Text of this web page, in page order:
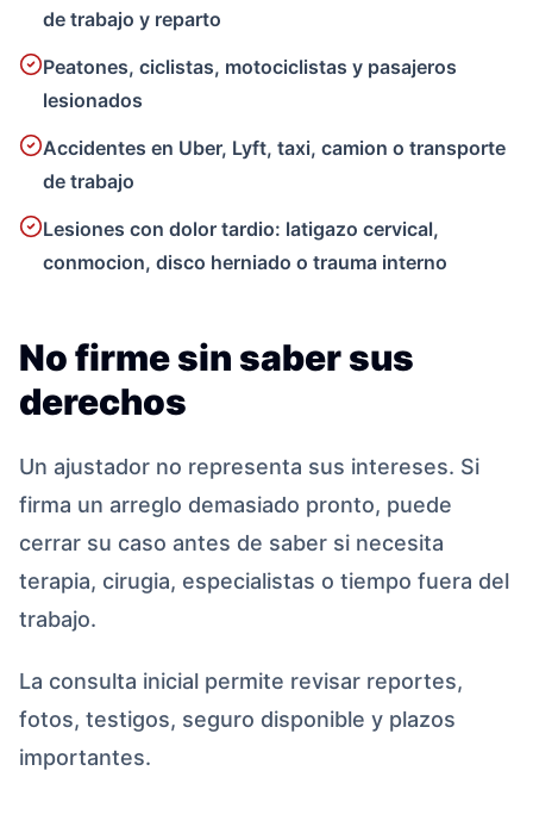
de trabajo y reparto
Peatones, ciclistas, motociclistas y pasajeros
lesionados
Accidentes en Uber, Lyft, taxi, camion o transporte
de trabajo
Lesiones con dolor tardio: latigazo cervical,
conmocion, disco herniado o trauma interno
No firme sin saber sus
derechos
Un ajustador no representa sus intereses. Si
firma un arreglo demasiado pronto, puede
cerrar su caso antes de saber si necesita
terapia, cirugia, especialistas o tiempo fuera del
trabajo.
La consulta inicial permite revisar reportes,
fotos, testigos, seguro disponible y plazos
importantes.